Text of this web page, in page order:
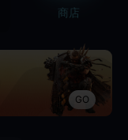
商店
GO